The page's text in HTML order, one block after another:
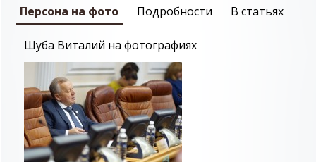
Персона на фото Подробности В статьях
Шуба Виталий на фотографиях